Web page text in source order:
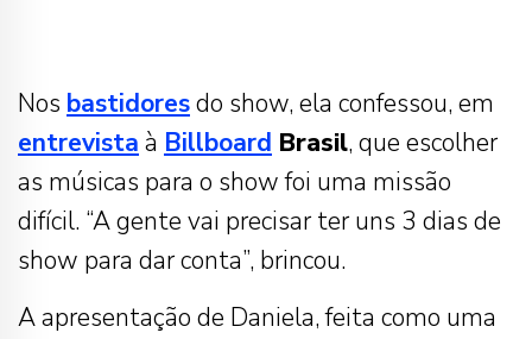
Nos bastidoresdo show, ela confessou, em
entrevista à Billboard Brasil, que escolher
as músicas para o show foi uma missão
difícil. “A gente vai precisar ter uns 3 dias de
show para dar conta”, brincou.
A apresentação de Daniela, feita como uma